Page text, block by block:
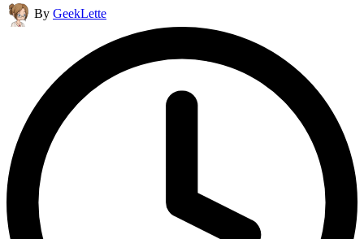
Posted
by
By GeekLette